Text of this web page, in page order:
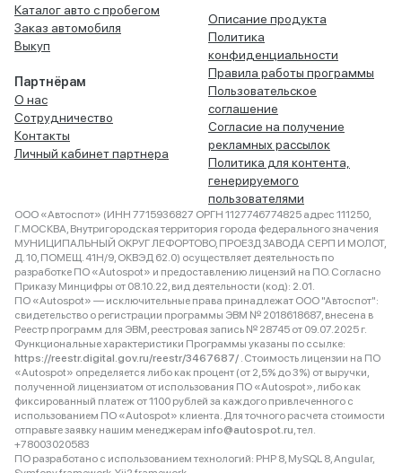
Каталог авто с пробегом
Заказ автомобиля
Выкуп
Партнёрам
О нас
Сотрудничество
Контакты
Личный кабинет партнера
Описание продукта
Политика
конфиденциальности
Правила работы программы
Пользовательское
соглашение
Согласие на получение
рекламных рассылок
Политика для контента,
генерируемого
пользователями
ООО «Автоспот» (ИНН 7715936827 ОРГН 1127746774825 адрес 111250,
Г.МОСКВА, Внутригородская территория города федерального значения
МУНИЦИПАЛЬНЫЙ ОКРУГ ЛЕФОРТОВО, ПРОЕЗД ЗАВОДА СЕРП И МОЛОТ,
Д. 10, ПОМЕЩ. 41Н/9, ОКВЭД 62.0) осуществляет деятельность по
разработке ПО «Autospot» и предоставлению лицензий на ПО. Согласно
Приказу Минцифры от 08.10.22, вид деятельности (код): 2.01.
ПО «Autospot» — исключительные права принадлежат ООО "Автоспот":
свидетельство о регистрации программы ЭВМ № 2018618687, внесена в
Реестр программ для ЭВМ, реестровая запись № 28745 от 09.07.2025 г.
Функциональные характеристики Программы указаны по ссылке:
https://reestr.digital.gov.ru/reestr/3467687/ . Стоимость лицензии на ПО
«Autospot» определяется либо как процент (от 2,5% до 3%) от выручки,
полученной лицензиатом от использования ПО «Autospot», либо как
фиксированный платеж от 1100 рублей за каждого привлеченного с
использованием ПО «Autospot» клиента. Для точного расчета стоимости
отправьте заявку нашим менеджерам info@autospot.ru, тел.
+78003020583
ПО разработано с использованием технологий: PHP 8, MySQL 8, Angular,